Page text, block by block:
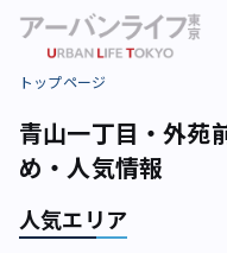
トップページ
青山一丁目・外苑
め・人気情報
人気エリア